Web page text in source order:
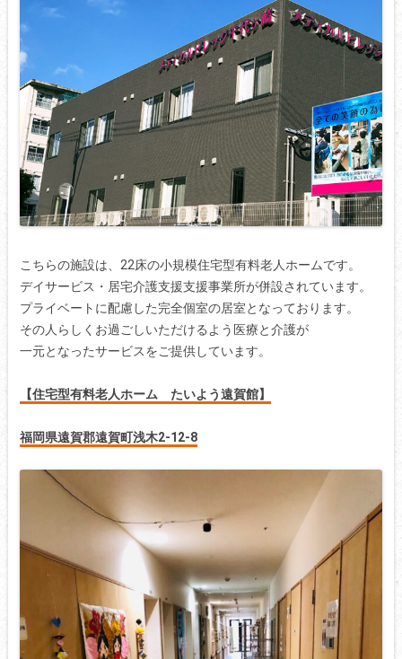
こちらの施設は、22床の小規模住宅型有料老人ホームです。
デイサービス・居宅介護支援支援事業所が併設されています。
プライベートに配慮した完全個室の居室となっております。
その人らしくお過ごしいただけるよう医療と介護が
一元となったサービスをご提供しています。
【住宅型有料老人ホーム たいよう遠賀館】
福岡県遠賀郡遠賀町浅木2-12-8